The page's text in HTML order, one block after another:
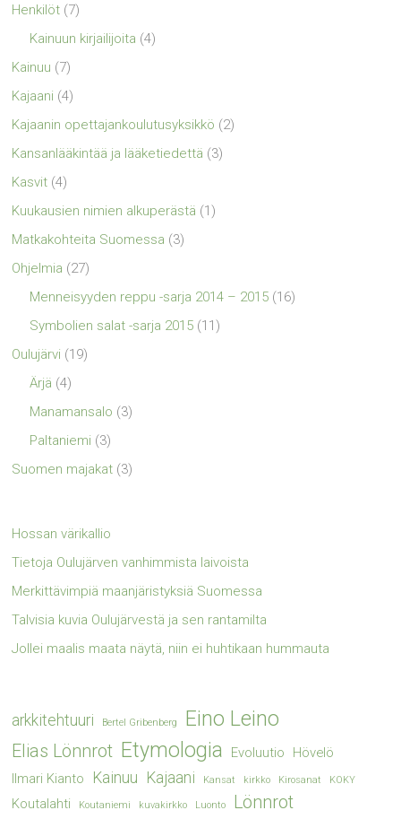
Henkilöt (7)
Kainuun kirjailijoita (4)
Kainuu (7)
Kajaani (4)
Kajaanin opettajankoulutusyksikkö (2)
Kansanlääkintää ja lääketiedettä (3)
Kasvit (4)
Kuukausien nimien alkuperästä (1)
Matkakohteita Suomessa (3)
Ohjelmia (27)
Menneisyyden reppu -sarja 2014 – 2015 (16)
Symbolien salat -sarja 2015 (11)
Oulujärvi (19)
Ärjä (4)
Manamansalo (3)
Paltaniemi (3)
Suomen majakat (3)
Hossan värikallio
Tietoja Oulujärven vanhimmista laivoista
Merkittävimpiä maanjäristyksiä Suomessa
Talvisia kuvia Oulujärvestä ja sen rantamilta
Jollei maalis maata näytä, niin ei huhtikaan hummauta
arkkitehtuuri Bertel Gribenberg Eino Leino
Elias Lönnrot Etymologia Evoluutio
Hövelö
Ilmari Kianto
Kainuu Kajaani Kansat kirkko Kirosanat KOKY
Koutalahti Koutaniemi kuvakirkko Luonto
Lönnrot